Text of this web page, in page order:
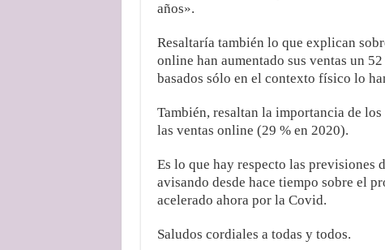
años».
Resaltaría también lo que explican
online han aumentado sus ventas un
basados sólo en el contexto físico lo
También, resaltan la importancia de
las ventas online (29 % en 2020).
Es lo que hay respecto las previsiones
avisando desde hace tiempo sobre el
acelerado ahora por la Covid.
Saludos cordiales a todas y todos.